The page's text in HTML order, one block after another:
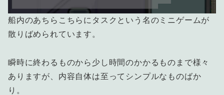
船内のあちらこちらにタスクという名のミニゲームが
散りばめられています。
瞬時に終わるものから少し時間のかかるものまで様々
ありますが、内容自体は至ってシンプルなものばか
り。